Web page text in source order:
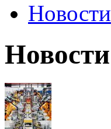
Новости
Новости